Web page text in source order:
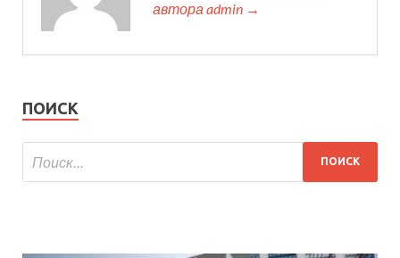
автора admin →
ПОИСК